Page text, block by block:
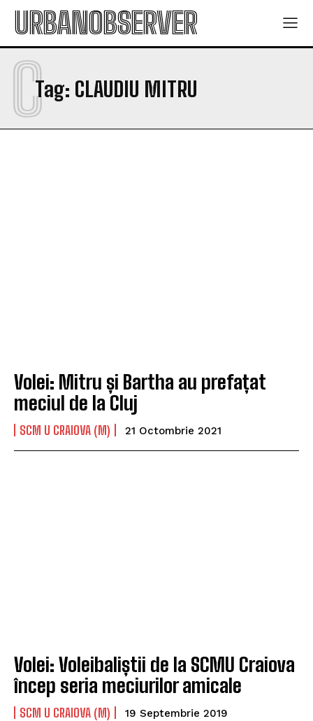
URBANOBSERVER
Tag: CLAUDIU MITRU
C
Volei: Mitru și Bartha au prefațat
meciul de la Cluj
SCM U CRAIOVA (M) 21 Octombrie 2021
Volei: Voleibaliștii de la SCMU Craiova
încep seria meciurilor amicale
SCM U CRAIOVA (M) 19 Septembrie 2019